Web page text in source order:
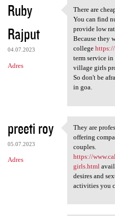
Ruby
Rajput
04.07.2023
Adres
There are
There are
You can find
provide low
Because they
college
term service
village girls
So don't be
in goa.
preeti roy
05.07.2023
Adres
They are
They are
offering
couples.
https://
girls.html
desires and
activities you